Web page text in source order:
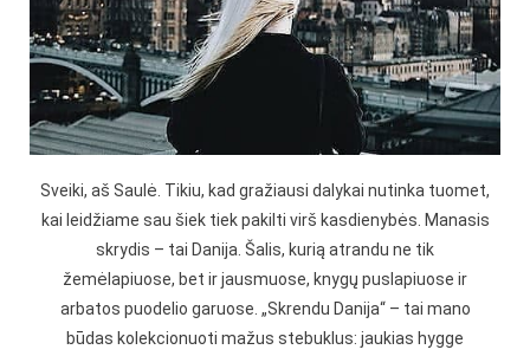
Sveiki, aš Saulė. Tikiu, kad gražiausi dalykai nutinka tuomet,
kai leidžiame sau šiek tiek pakilti virš kasdienybės. Manasis
skrydis – tai Danija. Šalis, kurią atrandu ne tik
žemėlapiuose, bet ir jausmuose, knygų puslapiuose ir
arbatos puodelio garuose. „Skrendu Danija“ – tai mano
būdas kolekcionuoti mažus stebuklus: jaukias hygge